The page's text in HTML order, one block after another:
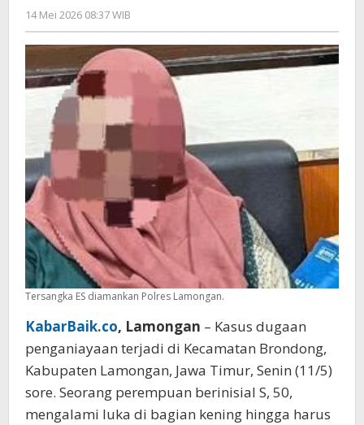
7
Jahitan
14 Mei 2026 08:37 WIB
Andika
DP
Tersangka ES diamankan Polres Lamongan.
KabarBaik.co, Lamongan – Kasus dugaan
penganiayaan terjadi di Kecamatan Brondong,
Kabupaten Lamongan, Jawa Timur, Senin (11/5)
sore. Seorang perempuan berinisial S, 50,
mengalami luka di bagian kening hingga harus